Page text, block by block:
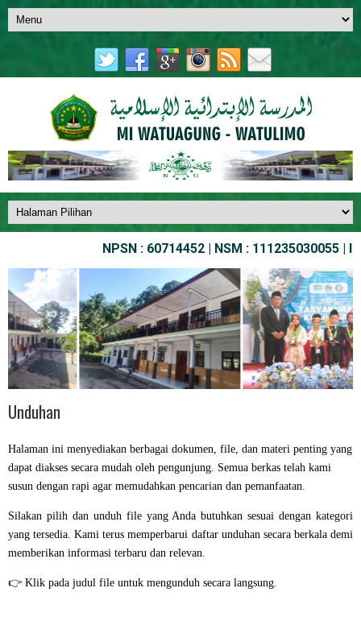
NPSN : 60714452 | NSM : 111235030055 |
Unduhan
Halaman ini menyediakan berbagai dokumen, file, dan materi penting yang
dapat diakses secara mudah oleh pengunjung. Semua berkas telah kami
susun dengan rapi agar memudahkan pencarian dan pemanfaatan.
Silakan pilih dan unduh file yang Anda butuhkan sesuai dengan kategori
yang tersedia. Kami terus memperbarui daftar unduhan secara berkala demi
memberikan informasi terbaru dan relevan.
👉 Klik pada judul file untuk mengunduh secara langsung.